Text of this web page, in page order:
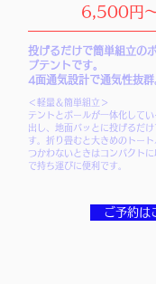
6,500円
投げるだけで簡単組立の
プテントです。
4面通気設計で通気性抜群
＜軽量＆簡単組立＞
テントとポールが一体化して
出し、地面バッとに投げるだ
す。折り畳むと大きめのトート
つかわないときはコンパクト
で持ち運びに便利です。
ご予約は